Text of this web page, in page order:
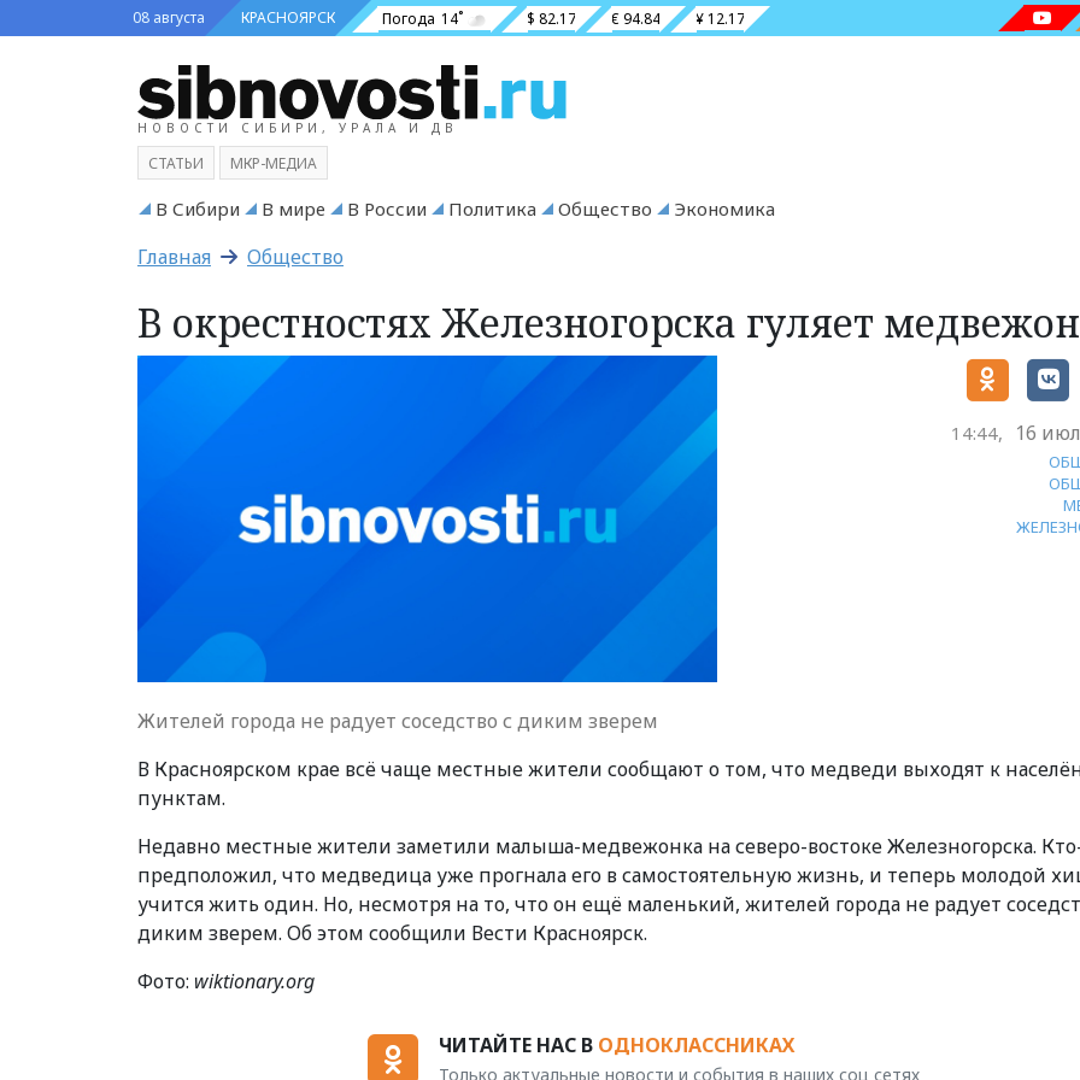
08 августа КРАСНОЯРСК Погода 14˚ $ 82.17 € 94.84 ¥ 12.17
НОВОСТИ СИБИРИ, УРАЛА И ДВ
СТАТЬИ МКР-МЕДИА
В Сибири В мире В России Политика Общество Экономика
Главная Общество
В окрестностях Железногорска гуляет
14:44, 16
Жителей города не радует соседство с диким зверем
В Красноярском крае всё чаще местные жители сообщают о том, что медведи выходят к
пунктам.
Недавно местные жители заметили малыша-медвежонка на северо-востоке Железногорска.
предположил, что медведица уже прогнала его в самостоятельную жизнь, и теперь молодой
учится жить один. Но, несмотря на то, что он ещё маленький, жителей города не радует
диким зверем. Об этом сообщили Вести Красноярск.
Фото: wiktionary.org
ЧИТАЙТЕ НАС В ОДНОКЛАССНИКАХ
Только актуальные новости и события в наших соц сетях